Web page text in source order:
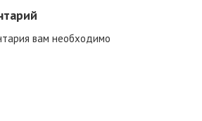
вам необходимо